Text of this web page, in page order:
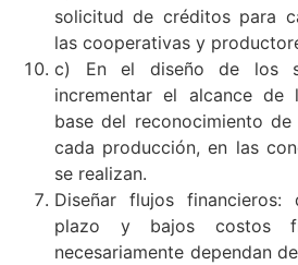
solicitud de créditos para
las cooperativas y
c) En el diseño de los
incrementar el alcance de
base del reconocimiento
cada producción, en las
se realizan.
Diseñar flujos
plazo y bajos costos
necesariamente dependan